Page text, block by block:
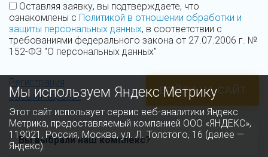
Оставляя заявку, вы подтверждаете, что
ознакомлены с Политикой в отношении обработки и
защиты персональных данных, в соответствии с
требованиями федерального закона от 27.07.2006 г. №
152-ФЗ "О персональных данных"
ВОЙТИ НА САЙТ
Регистрация
Забыли пароль?
Вы выбрали наш комплекс?
Мы используем Яндекс Метрику
Этот сайт использует сервис веб-аналитики Яндекс
Метрика, предоставляемый компанией ООО «ЯНДЕКС»,
119021, Россия, Москва, ул. Л. Толстого, 16 (далее —
Яндекс).